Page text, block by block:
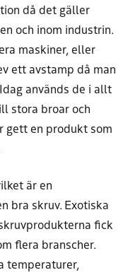
då det gäller
och inom industrin.
maskiner, eller
ett avstamp då man
används de i allt
stora broar och
gett en produkt som
är en
bra skruv. Exotiska
fick
flera branscher.
temperaturer,